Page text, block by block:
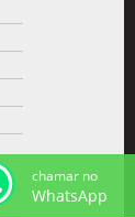
chamar no
WhatsApp